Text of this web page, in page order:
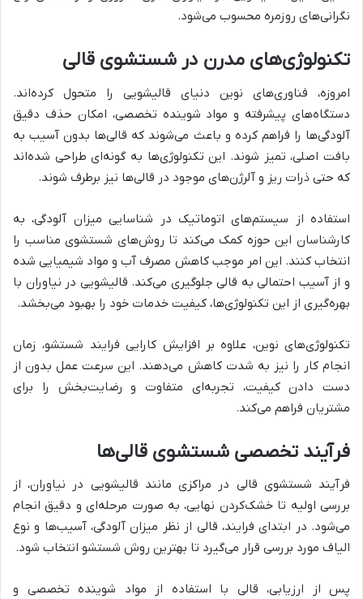
نگرانی‌های روزمره محسوب می‌شود.
تکنولوژی‌های مدرن در شستشوی قالی
امروزه، فناوری‌های نوین دنیای قالیشویی را متحول کرده‌اند.
دستگاه‌های پیشرفته و مواد شوینده تخصصی، امکان حذف دقیق
آلودگی‌ها را فراهم کرده و باعث می‌شوند که قالی‌ها بدون آسیب به
بافت اصلی، تمیز شوند. این تکنولوژی‌ها به گونه‌ای طراحی شده‌اند
که حتی ذرات ریز و آلرژن‌های موجود در قالی‌ها نیز برطرف شوند.
استفاده از سیستم‌های اتوماتیک در شناسایی میزان آلودگی، به
کارشناسان این حوزه کمک می‌کند تا روش‌های شستشوی مناسب را
انتخاب کنند. این امر موجب کاهش مصرف آب و مواد شیمیایی شده
و از آسیب احتمالی به قالی جلوگیری می‌کند. قالیشویی در نیاوران با
بهره‌گیری از این تکنولوژی‌ها، کیفیت خدمات خود را بهبود می‌بخشد.
تکنولوژی‌های نوین، علاوه بر افزایش کارایی فرایند شستشو، زمان
انجام کار را نیز به شدت کاهش می‌دهند. این سرعت عمل بدون از
دست دادن کیفیت، تجربه‌ای متفاوت و رضایت‌بخش را برای
مشتریان فراهم می‌کند.
فرآیند تخصصی شستشوی قالی‌ها
فرآیند شستشوی قالی در مراکزی مانند قالیشویی در نیاوران، از
بررسی اولیه تا خشک‌کردن نهایی، به صورت مرحله‌ای و دقیق انجام
می‌شود. در ابتدای فرایند، قالی از نظر میزان آلودگی، آسیب‌ها و نوع
الیاف مورد بررسی قرار می‌گیرد تا بهترین روش شستشو انتخاب شود.
پس از ارزیابی، قالی با استفاده از مواد شوینده تخصصی و